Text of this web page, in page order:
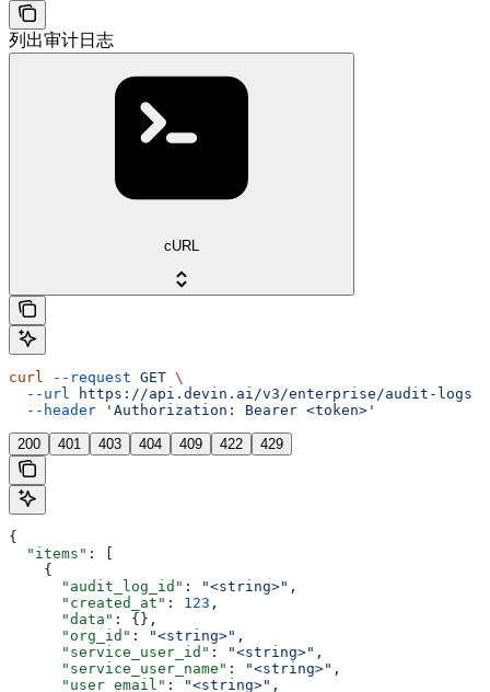
列出审计日志
cURL
curl --request GET \
  --url
https://api.devin.ai/v3/enterprise/audit-logs
  --header
'Authorization: Bearer <token>'
200 401 403 404 409 422 429
{
  "items"
: [
    {
      "audit_log_id"
: "<string>" ,
      "created_at"
: 123 ,
      "data"
: {},
      "org_id"
: "<string>" ,
      "service_user_id"
: "<string>" ,
      "service_user_name"
: "<string>" ,
      "user_email"
: "<string>" ,